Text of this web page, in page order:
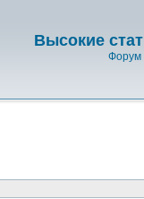
Высокие
Форум